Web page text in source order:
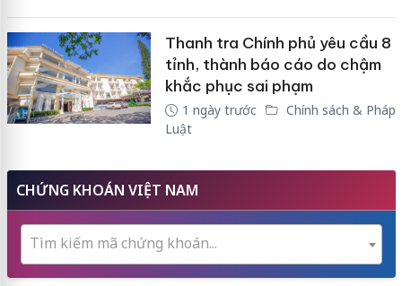
Thanh tra Chính phủ yêu cầu 8
tỉnh, thành báo cáo do chậm
khắc phục sai phạm
1 ngày trước
Chính sách & Pháp
Luật
CHỨNG KHOÁN VIỆT NAM
Tìm kiếm mã chứng khoán...